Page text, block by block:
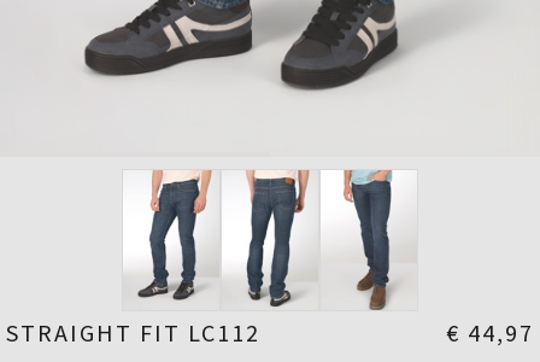
STRAIGHT FIT LC112
€ 44,97